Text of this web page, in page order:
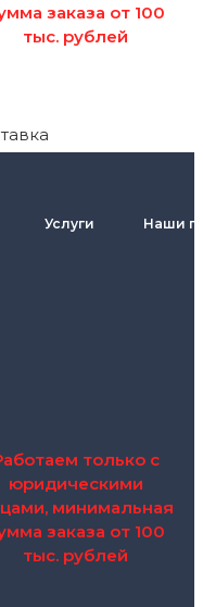
заказа от 100
тыс. рублей
Услуги Наши
только с
юридическими
минимальная
заказа от 100
тыс. рублей